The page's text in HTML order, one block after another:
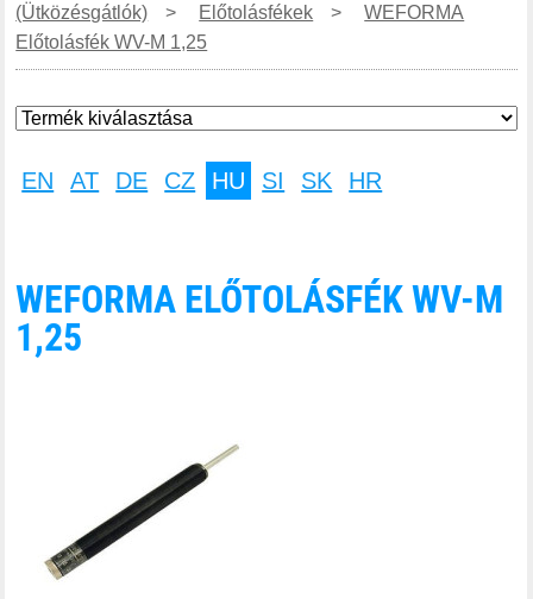
(Ütközésgátlók)
> Előtolásfékek >
WEFORMA
Előtolásfék WV-M 1,25
EN AT DE CZ HU SI SK HR
WEFORMA ELŐTOLÁSFÉK WV-M
1,25